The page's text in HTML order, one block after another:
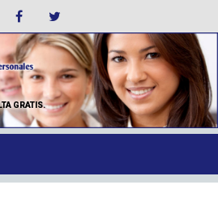
GRATIS.